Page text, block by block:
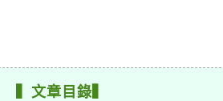
▍文章目錄▍